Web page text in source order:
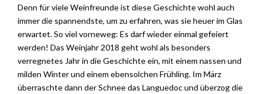
Denn für viele Weinfreunde ist diese Geschichte wohl auch
immer die spannendste, um zu erfahren, was sie heuer im Glas
erwartet. So viel vorneweg: Es darf wieder einmal gefeiert
werden! Das Weinjahr 2018 geht wohl als besonders
verregnetes Jahr in die Geschichte ein, mit einem nassen und
milden Winter und einem ebensolchen Frühling. Im März
überraschte dann der Schnee das Languedoc und überzog die